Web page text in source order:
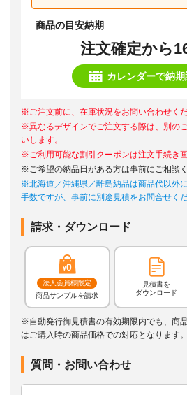
商品の目安納期
注文確定から
カレンダーで納
※ご注文前に、在庫状況をお問い合わせくだ
※異なるデザインでご注文する際は、別の
いします。
※ご利用可能な割引クーポンは注文手続き
※ご希望の納品日がある方は事前にご相談く
※北海道／沖縄県／離島納品は商品代以外
手数ですが、事前に別途見積をお問合せくだ
請求・ダウンロード
法人会員様限定
商品サンプルを請求
見積書を
ダウンロード
※自動発行御見積書の有効期限内でも、商
はご購入時の商品価格での対応となります。
質問・お問い合わせ